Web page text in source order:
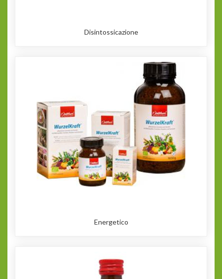
Disintossicazione
Energetico